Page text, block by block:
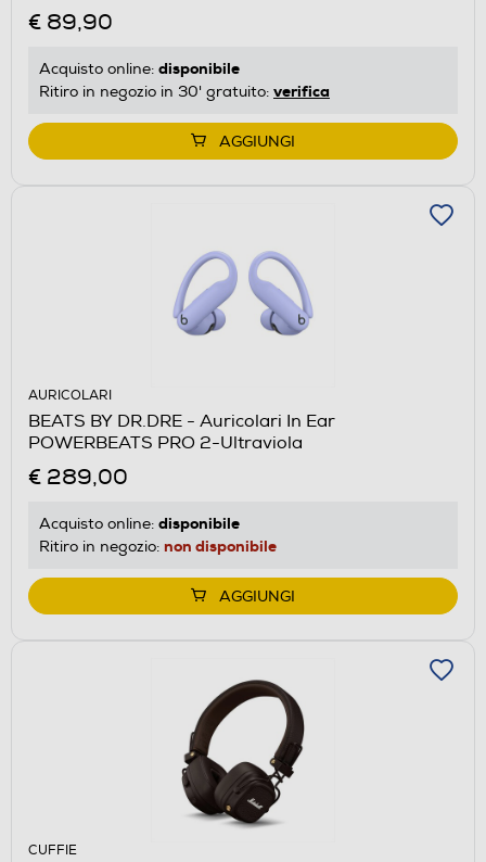
€ 89,90
Acquisto online: disponibile
Ritiro in negozio in 30' gratuito: verifica
AGGIUNGI
AURICOLARI
BEATS BY DR.DRE - Auricolari In Ear
POWERBEATS PRO 2-Ultraviola
€ 289,00
Acquisto online: disponibile
Ritiro in negozio: non disponibile
AGGIUNGI
CUFFIE